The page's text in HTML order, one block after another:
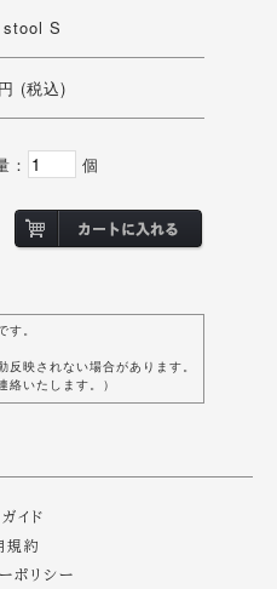
S
(税込)
： 個
す。
反映されない場合があります。
絡いたします。）
イド
規約
ポリシー